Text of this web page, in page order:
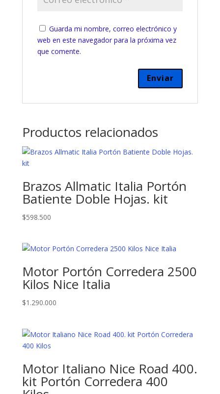
Guarda mi nombre, correo electrónico y
web en este navegador para la próxima vez
que comente.
Productos relacionados
Brazos Allmatic Italia Portón
Batiente Doble Hojas. kit
$598.500
Motor Portón Corredera 2500
Kilos Nice Italia
$1.290.000
Motor Italiano Nice Road 400.
kit Portón Corredera 400